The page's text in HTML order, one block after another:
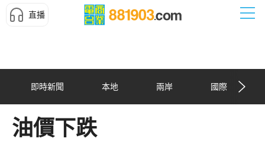
直播
即時新聞 本地 兩岸 國際
油價下跌